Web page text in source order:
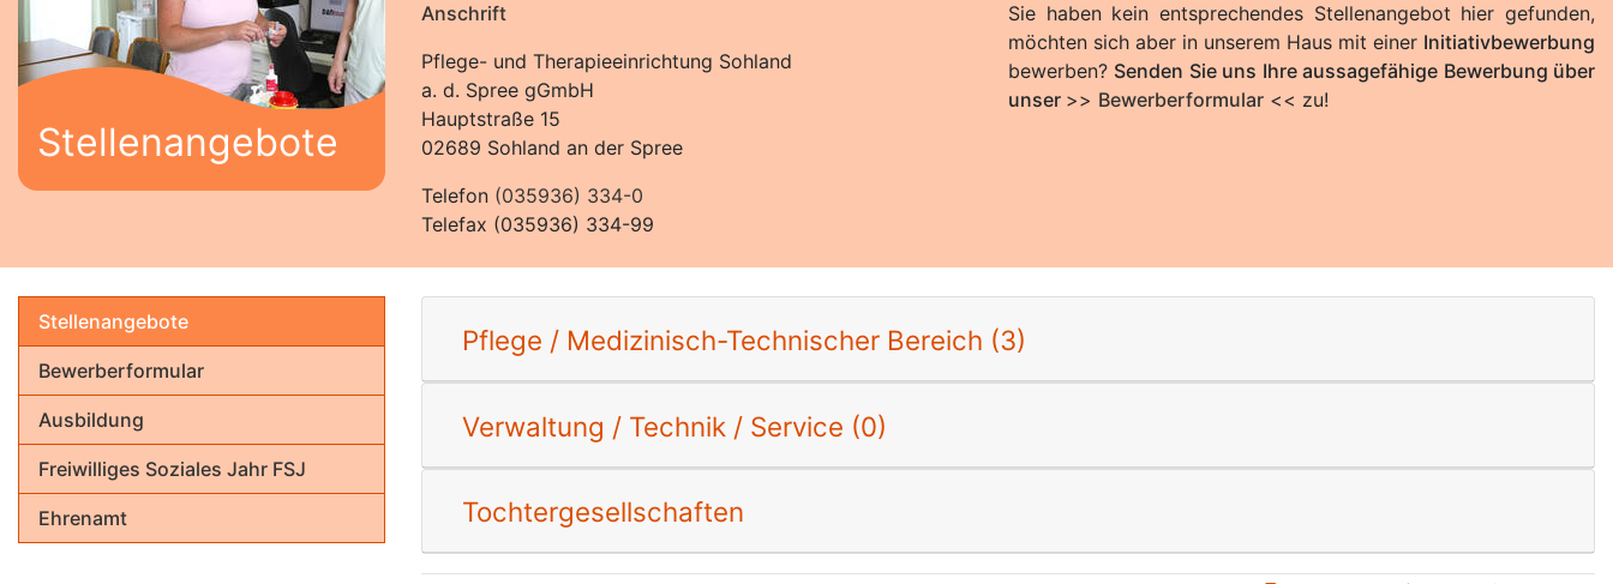
Stellenangebote
Anschrift
Pflege- und Therapieeinrichtung Sohland
a. d. Spree gGmbH
Hauptstraße 15
02689 Sohland an der Spree
Telefon (035936) 334-0
Telefax (035936) 334-99
Sie haben kein entsprechendes Stellenangebot hier gefunden,
möchten sich aber in unserem Haus mit einer Initiativbewerbung
bewerben? Senden Sie uns Ihre aussagefähige Bewerbung über
unser >> Bewerberformular << zu!
Stellenangebote
Bewerberformular
Ausbildung
Freiwilliges Soziales Jahr FSJ
Ehrenamt
Pflege / Medizinisch-Technischer Bereich (3)
Verwaltung / Technik / Service (0)
Tochtergesellschaften